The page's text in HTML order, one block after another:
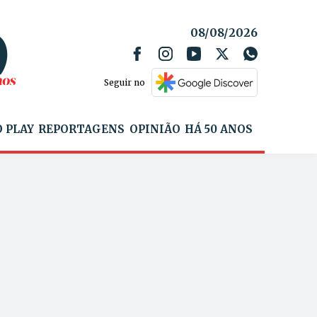
08/08/2026
Seguir no
PLAY REPORTAGENS OPINIÃO HÁ 50 ANOS